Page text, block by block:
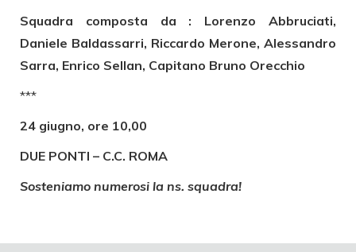
Squadra composta da : Lorenzo Abbruciati,
Daniele Baldassarri, Riccardo Merone, Alessandro
Sarra, Enrico Sellan, Capitano Bruno Orecchio
***
24 giugno, ore 10,00
DUE PONTI – C.C. ROMA
Sosteniamo numerosi la ns. squadra!